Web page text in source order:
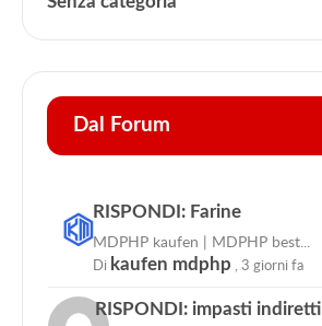
Dal Forum
RISPONDI: Farine
MDPHP kaufen | MDPHP best...
Di kaufen mdphp , 3 giorni fa
RISPONDI: impasti indiretti